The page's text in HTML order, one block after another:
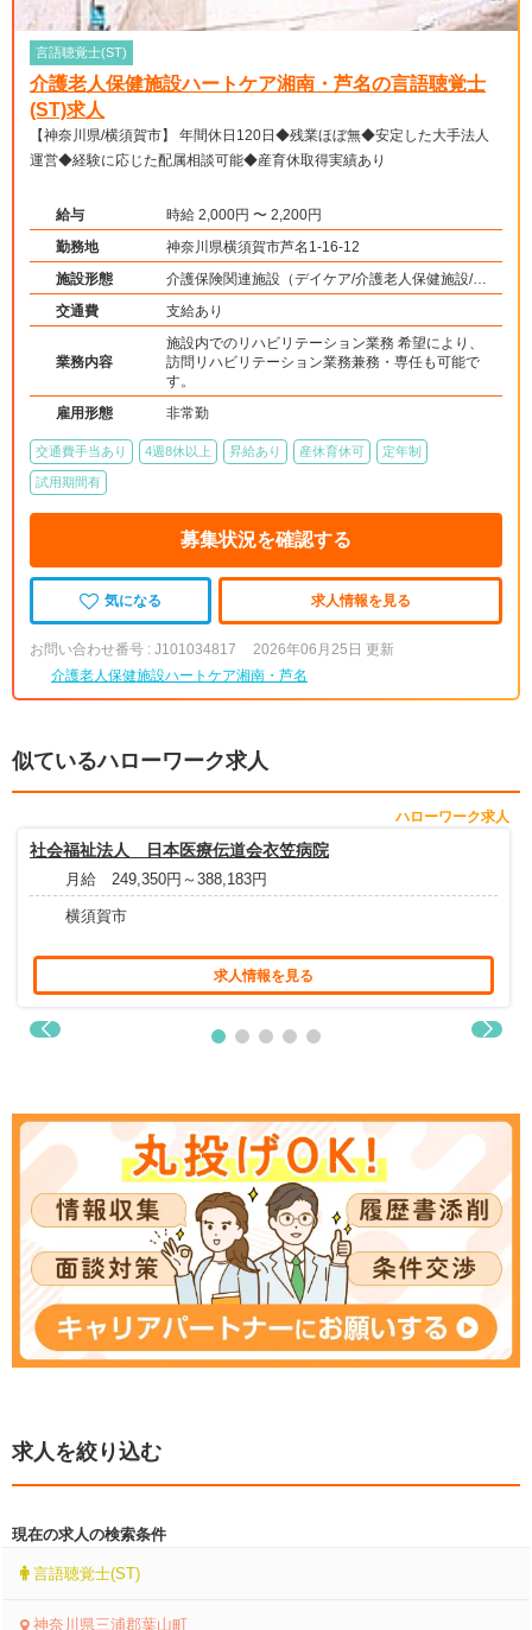
言語聴覚士(ST)
介護老人保健施設ハートケア湘南・芦名の言語聴覚士
(ST)求人
【神奈川県/横須賀市】 年間休日120日◆残業ほぼ無◆安定した大手法人
運営◆経験に応じた配属相談可能◆産育休取得実績あり
給与
時給 2,000円 〜 2,200円
勤務地
神奈川県横須賀市芦名1-16-12
施設形態
介護保険関連施設（デイケア/介護老人保健施設/訪
問看護・リハ）
交通費 支給あり
業務内容
施設内でのリハビリテーション業務 希望により、
訪問リハビリテーション業務兼務・専任も可能で
す。
雇用形態
非常勤
交通費手当あり 4週8休以上 昇給あり 産休育休可 定年制
試用期間有
募集状況を確認する
気になる 求人情報を見る
お問い合わせ番号 : J101034817
2026年06月25日 更新
介護老人保健施設ハートケア湘南・芦名
似ているハローワーク求人
ハローワーク求人
社会福祉法人 日本医療伝道会衣笠病院
月給 249,350円～388,183円
横須賀市
求人情報を見る
求人を絞り込む
現在の求人の検索条件
言語聴覚士(ST)
神奈川県三浦郡葉山町